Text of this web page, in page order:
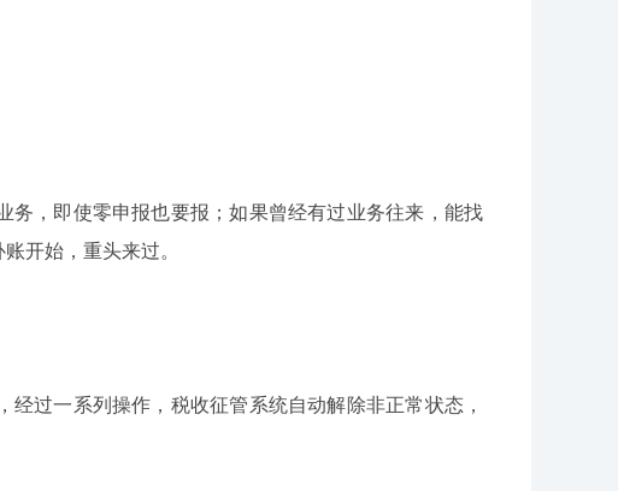
务，即使零申报也要报；如果曾经有过业务往来，能找
开始，重头来过。
过一系列操作，税收征管系统自动解除非正常状态，